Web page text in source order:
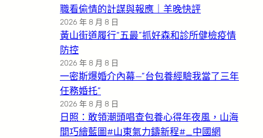
職看偷情的計謀與報應｜羊晚快評
2026 年 8 月 8 日
黃山街道履行“五最”抓好森和診所健檢疫情
防控
2026 年 8 月 8 日
一密斯爆婚介內幕—”台包養經驗我當了三年
任務婚托”
2026 年 8 月 8 日
日照：敢領潮頭唱查包養心得年夜風，山海
間巧繪藍圖#山東氣力鑄新程#_中國網